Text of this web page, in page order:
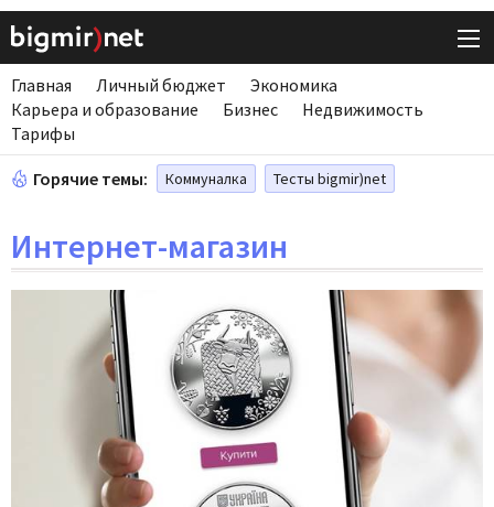
Главная Личный бюджет
Экономика
Карьера и образование
Бизнес
Недвижимость
Тарифы
Горячие темы: Коммуналка Тесты bigmir)net
Интернет-магазин